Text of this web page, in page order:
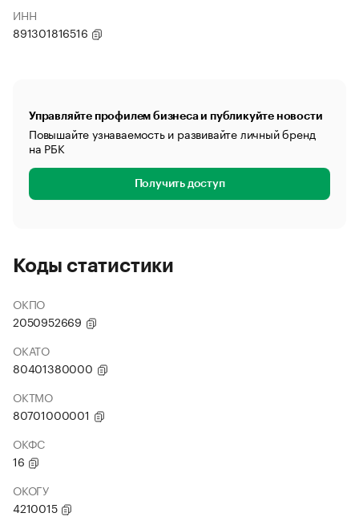
ИНН
891301816516
Управляйте профилем бизнеса и публикуйте новости
Повышайте узнаваемость и развивайте личный бренд
на РБК
Получить доступ
Коды статистики
ОКПО
2050952669
ОКАТО
80401380000
ОКТМО
80701000001
ОКФС
16
ОКОГУ
4210015